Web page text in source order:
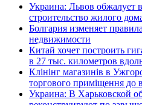
Украина: Львов обжалует
строительство жилого
Болгария изменяет
недвижимости
Китай хочет построить
в 27 тыс. километров
Клінінг магазинів в
торгового приміщення до
Украина: В Харьковской